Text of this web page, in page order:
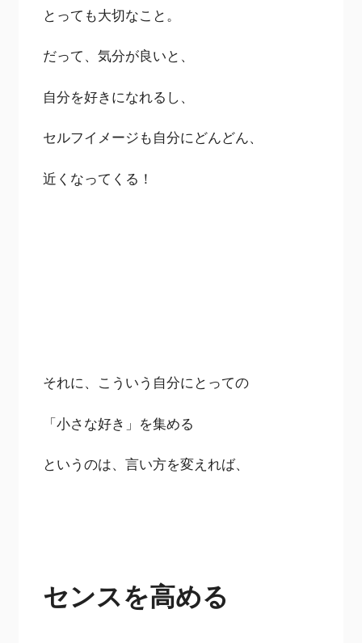
とっても大切なこと。
だって、気分が良いと、
自分を好きになれるし、
セルフイメージも自分にどんどん、
近くなってくる！
それに、こういう自分にとっての
「小さな好き」を集める
というのは、言い方を変えれば、
センスを高める